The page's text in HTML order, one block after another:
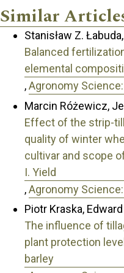
Similar
Stanisław Z. Łabuda,
Balanced
elemental
,Agronomy
Marcin Różewicz,
Effect of the strip-
quality of winter
cultivar and scope
I. Yield
,Agronomy
Piotr Kraska, Edward
The influence of
plant protection
barley